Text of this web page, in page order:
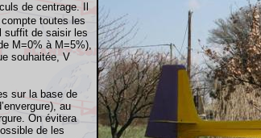
de centrage. Il
toutes les
suffit de saisir les
M=0% à M=5%),
souhaitée, V
sur la base de
au
On évitera
de les